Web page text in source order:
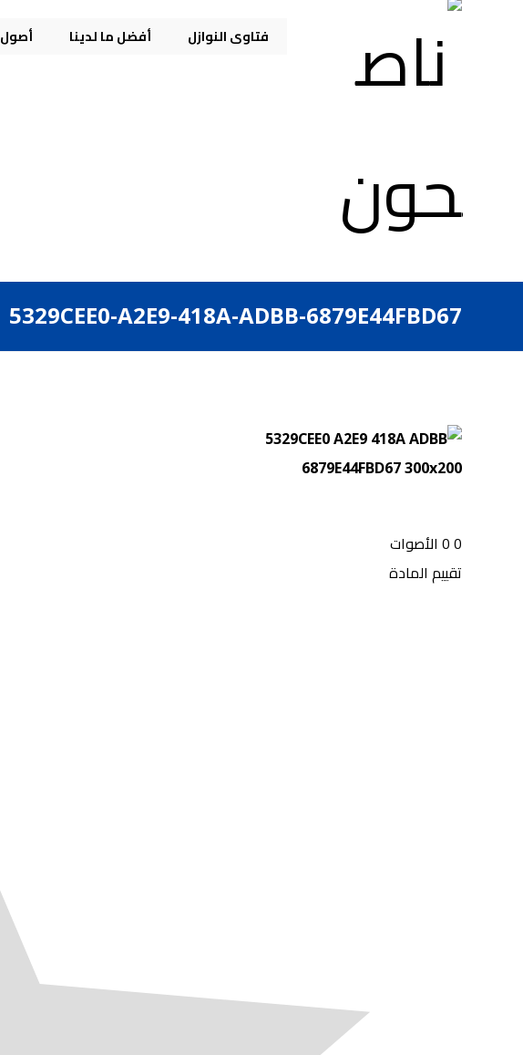
فتاوى النوازل أفضل ما لدينا أصول
5329CEE0-A2E9-418A-ADBB-6879E44FBD67
0
0 الأصوات
تقييم المادة